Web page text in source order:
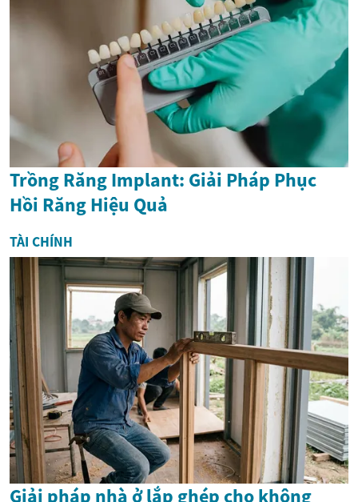
Trồng Răng Implant: Giải Pháp Phục
Hồi Răng Hiệu Quả
TÀI CHÍNH
Giải pháp nhà ở lắp ghép cho không